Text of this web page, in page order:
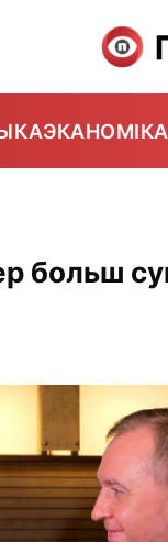
ЭКАНОМІКА
больш